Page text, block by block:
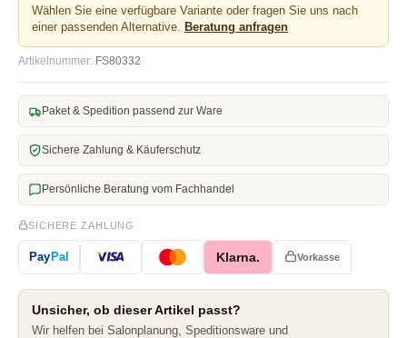
Wählen Sie eine verfügbare Variante oder fragen Sie uns nach
einer passenden Alternative.
Beratung anfragen
Artikelnummer: FS80332
Paket & Spedition passend zur Ware
Sichere Zahlung & Käuferschutz
Persönliche Beratung vom Fachhandel
SICHERE ZAHLUNG
PayPal Klarna. Vorkasse
Unsicher, ob dieser Artikel passt?
Wir helfen bei Salonplanung, Speditionsware und